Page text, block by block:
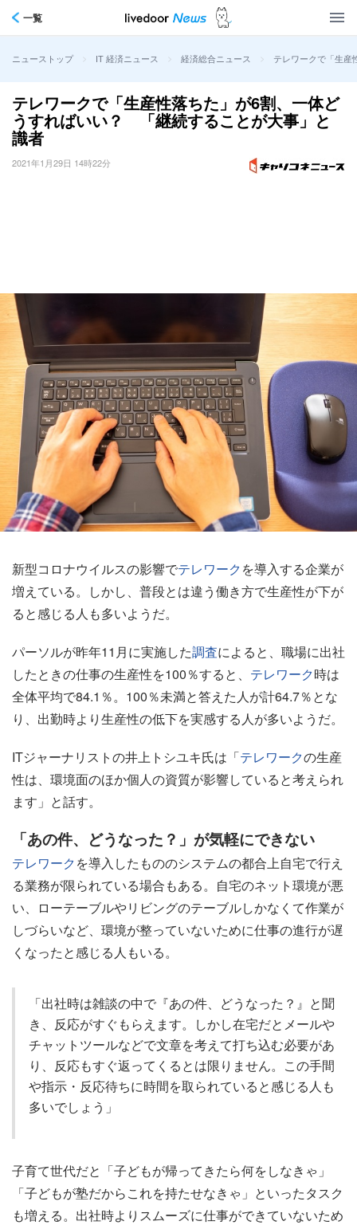
一覧
ニューストップ > IT 経済ニュース > 経済総合ニュース > テレワークで「生
テレワークで「生産性落ちた」が6割、一体ど
うすればいい？ 「継続することが大事」と
識者
2021年1月29日 14時22分
新型コロナウイルスの影響でテレワーク を導入する企業が
増えている。しかし、普段とは違う働き方で生産性が下が
ると感じる人も多いようだ。
パーソルが昨年11月に実施した調査によると、職場に出社
したときの仕事の生産性を100％すると、 テレワーク時は
全体平均で84.1％。100％未満と答えた人が計64.7％とな
り、出勤時より生産性の低下を実感する人が多いようだ。
ITジャーナリストの井上トシユキ氏は「テレワークの生産
性は、環境面のほか個人の資質が影響していると考えられ
ます」と話す。
「あの件、どうなった？」が気軽にできない
テレワーク を導入したもののシステムの都合上自宅で行え
る業務が限られている場合もある。自宅のネット環境が悪
い、ローテーブルやリビングのテーブルしかなくて作業が
しづらいなど、環境が整っていないために仕事の進行が遅
くなったと感じる人もいる。
「出社時は雑談の中で『あの件、どうなった？』と聞
き、反応がすぐもらえます。しかし在宅だとメールや
チャットツールなどで文章を考えて打ち込む必要があ
り、反応もすぐ返ってくるとは限りません。この手間
や指示・反応待ちに時間を取られていると感じる人も
多いでしょう」
子育て世代だと「子どもが帰ってきたら何をしなきゃ」
「子どもが塾だからこれを持たせなきゃ」といったタスク
も増える。出社時よりスムーズに仕事ができていないため